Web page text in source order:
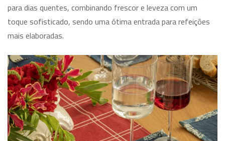
para dias quentes, combinando frescor e leveza com um
toque sofisticado, sendo uma ótima entrada para refeições
mais elaboradas.